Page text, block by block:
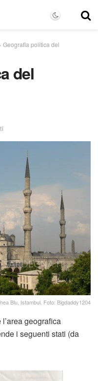
Geografia politica del
del
Blu, Istambul. Foto: Bigdaddy1204
geografica
i seguenti stati (da